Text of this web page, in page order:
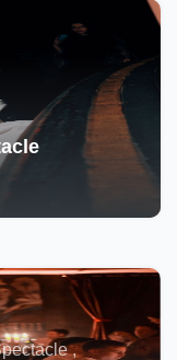
,